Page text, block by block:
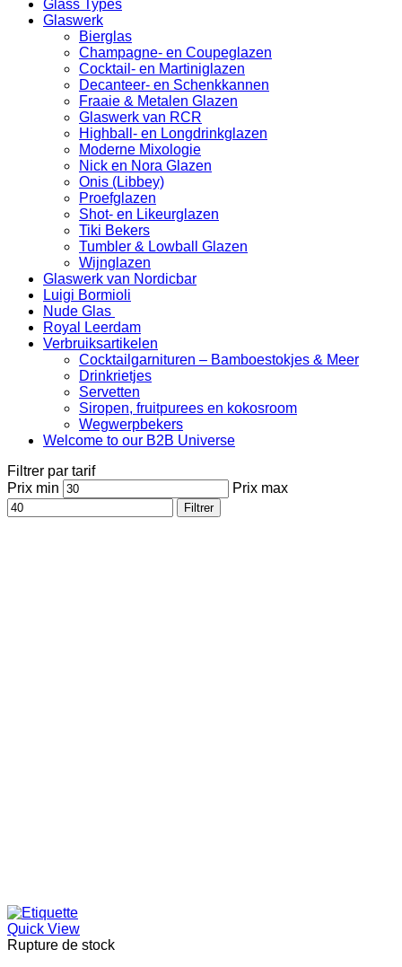
Glass Types
Glaswerk
Bierglas
Champagne- en Coupeglazen
Cocktail- en Martiniglazen
Decanteer- en Schenkkannen
Fraaie & Metalen Glazen
Glaswerk van RCR
Highball- en Longdrinkglazen
Moderne Mixologie
Nick en Nora Glazen
Onis (Libbey)
Proefglazen
Shot- en Likeurglazen
Tiki Bekers
Tumbler & Lowball Glazen
Wijnglazen
Glaswerk van Nordicbar
Luigi Bormioli
Nude Glas
Royal Leerdam
Verbruiksartikelen
Cocktailgarnituren – Bamboestokjes & Meer
Drinkrietjes
Servetten
Siropen, fruitpurees en kokosroom
Wegwerpbekers
Welcome to our B2B Universe
Filtrer par tarif
Prix min
Prix max
Filtrer
Quick View
Rupture de stock